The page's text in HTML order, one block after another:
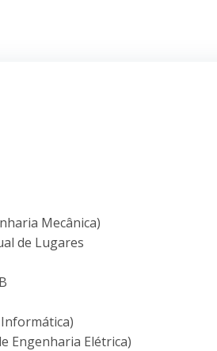
Mecânica)
de Lugares
Engenharia Elétrica)